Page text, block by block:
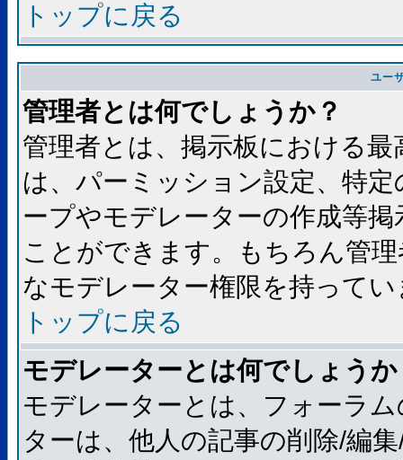
トップに戻る
ユー
管理者とは何でしょうか？
管理者とは、掲示板における
は、パーミッション設定、特
ープやモデレーターの作成等
ことができます。もちろん管
なモデレーター権限を持ってい
トップに戻る
モデレーターとは何でしょうか
モデレーターとは、フォーラ
ターは、他人の記事の削除/編